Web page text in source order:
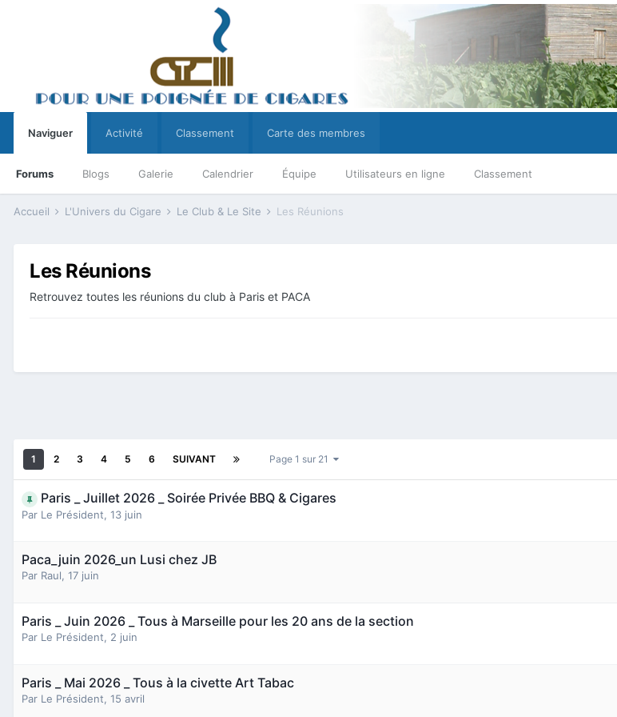
Naviguer
Forums Blogs Galerie Calendrier Équipe Utilisateurs en ligne Classement
Activité Classement Carte des membres
Accueil L'Univers du Cigare Le Club & Le Site Les Réunions
Les Réunions
Retrouvez toutes les réunions du club à Paris et PACA
1 2 3 4 5 6 SUIVANT Page 1 sur 21
Paris _ Juillet 2026 _ Soirée Privée BBQ & Cigares
Par Le Président, 13 juin
Paca_juin 2026_un Lusi chez JB
Par Raul 17 juin
Paris _ Juin 2026 _ Tous à Marseille pour les 20 ans de la section
Par Le Président, 2 juin
Paris _ Mai 2026 _ Tous à la civette Art Tabac
Par Le Président 15 avril